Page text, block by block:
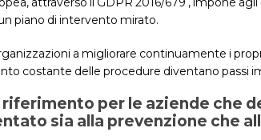
piano di intervento mirato.
a migliorare continuamente i
costante delle procedure diventano passi
per le aziende che
sia alla prevenzione che